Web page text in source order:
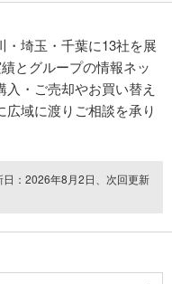
埼玉・千葉に13社を展
とグループの情報ネッ
・ご売却やお買い替え
域に渡りご相談を承り
：2026年8月2日、次回更新